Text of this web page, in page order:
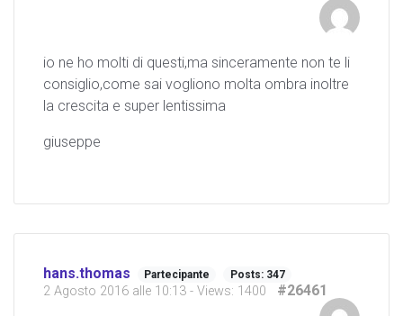
io ne ho molti di questi,ma sinceramente non te li
consiglio,come sai vogliono molta ombra inoltre
la crescita e super lentissima
giuseppe
hans.thomas Partecipante Posts: 347
2 Agosto 2016 alle 10:13 - Views: 1400 #26461